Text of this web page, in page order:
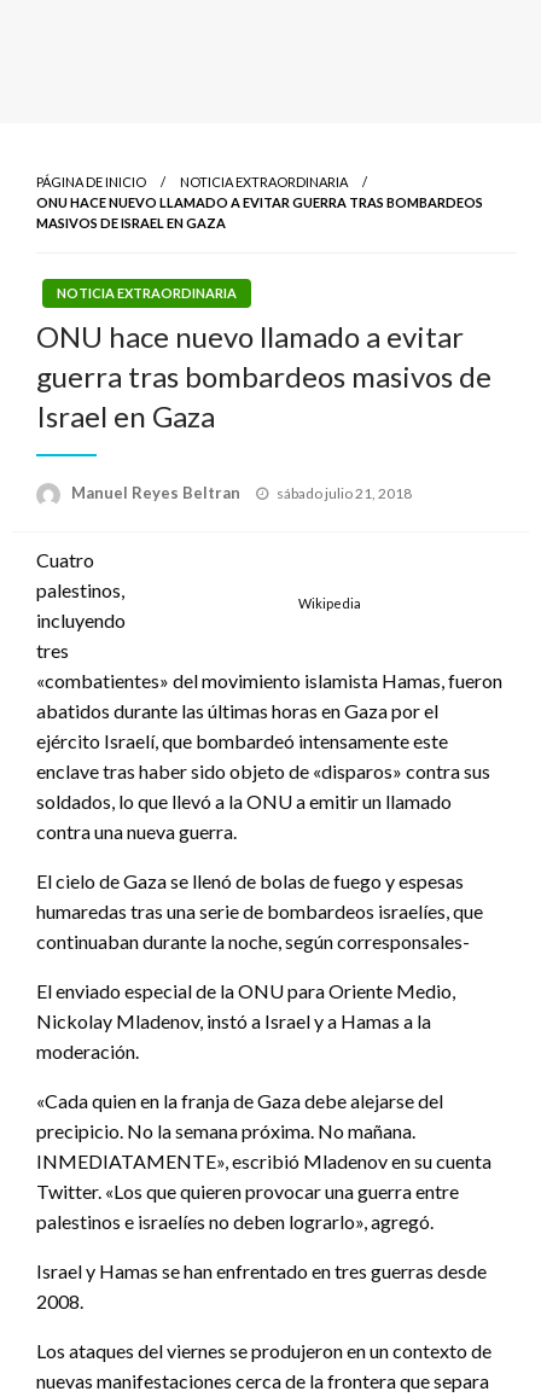
PÁGINA DE INICIO
NOTICIA EXTRAORDINARIA
ONU HACE NUEVO LLAMADO A EVITAR GUERRA TRAS BOMBARDEOS
MASIVOS DE ISRAEL EN GAZA
NOTICIA EXTRAORDINARIA
ONU hace nuevo llamado a evitar
guerra tras bombardeos masivos de
Israel en Gaza
Manuel Reyes Beltran
Publicado
sábado julio 21, 2018
Wikipedia
Cuatro
palestinos,
incluyendo
tres
«combatientes» del movimiento islamista Hamas, fueron
abatidos durante las últimas horas en Gaza por el
ejército Israelí, que bombardeó intensamente este
enclave tras haber sido objeto de «disparos» contra sus
soldados, lo que llevó a la ONU a emitir un llamado
contra una nueva guerra.
El cielo de Gaza se llenó de bolas de fuego y espesas
humaredas tras una serie de bombardeos israelíes, que
continuaban durante la noche, según corresponsales-
El enviado especial de la ONU para Oriente Medio,
Nickolay Mladenov, instó a Israel y a Hamas a la
moderación.
«Cada quien en la franja de Gaza debe alejarse del
precipicio. No la semana próxima. No mañana.
INMEDIATAMENTE», escribió Mladenov en su cuenta
Twitter. «Los que quieren provocar una guerra entre
palestinos e israelíes no deben lograrlo», agregó.
Israel y Hamas se han enfrentado en tres guerras desde
2008.
Los ataques del viernes se produjeron en un contexto de
nuevas manifestaciones cerca de la frontera que separa